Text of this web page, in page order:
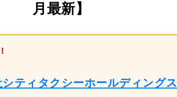
月最新】
ティタクシーホールディングス